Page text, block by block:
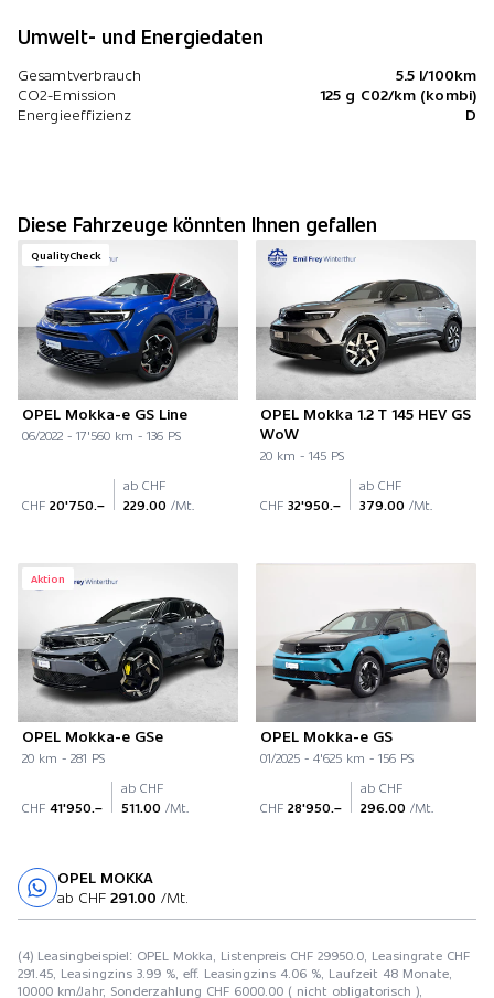
Umwelt- und Energiedaten
Gesamtverbrauch
5.5 l/100km
CO2-Emission
125 g C02/km (kombi)
Energieeffizienz
D
Diese Fahrzeuge könnten Ihnen gefallen
QualityCheck
OPEL Mokka-e GS Line
06/2022 - 17'560 km - 136 PS
CHF 20'750.–
ab CHF
229.00 /Mt.
OPEL Mokka 1.2 T 145 HEV GS
WoW
20 km - 145 PS
CHF 32'950.–
ab CHF
379.00 /Mt.
Aktion
OPEL Mokka-e GSe
20 km - 281 PS
CHF 41'950.–
ab CHF
511.00 /Mt.
OPEL Mokka-e GS
01/2025 - 4'625 km - 156 PS
CHF 28'950.–
ab CHF
296.00 /Mt.
OPEL MOKKA
ab CHF 291.00 /Mt.
(4) Leasingbeispiel: OPEL Mokka, Listenpreis CHF 29950.0, Leasingrate CHF
291.45, Leasingzins 3.99 %, eff. Leasingzins 4.06 %, Laufzeit 48 Monate,
10000 km/Jahr, Sonderzahlung CHF 6000.00 ( nicht obligatorisch ),